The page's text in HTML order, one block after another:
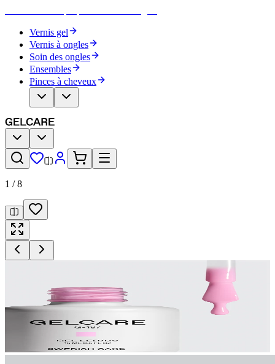
Vernis gel
Vernis à ongles
Soin des ongles
Ensembles
Pinces à cheveux
1 /8